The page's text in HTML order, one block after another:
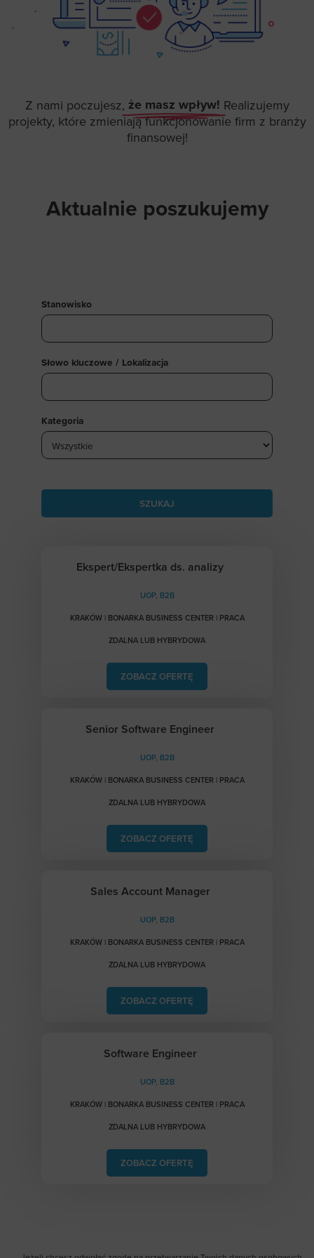
Z nami poczujesz, że masz wpływ! Realizujemy
projekty, które zmieniają funkcjonowanie firm z branży
finansowej!
Aktualnie poszukujemy
Stanowisko
Słowo kluczowe / Lokalizacja
Kategoria
Ekspert/Ekspertka ds. analizy
UOP, B2B
KRAKÓW | BONARKA BUSINESS CENTER | PRACA
ZDALNA LUB HYBRYDOWA
ZOBACZ OFERTĘ
Senior Software Engineer
UOP, B2B
KRAKÓW | BONARKA BUSINESS CENTER | PRACA
ZDALNA LUB HYBRYDOWA
ZOBACZ OFERTĘ
Sales Account Manager
UOP, B2B
KRAKÓW | BONARKA BUSINESS CENTER | PRACA
ZDALNA LUB HYBRYDOWA
ZOBACZ OFERTĘ
Software Engineer
UOP, B2B
KRAKÓW | BONARKA BUSINESS CENTER | PRACA
ZDALNA LUB HYBRYDOWA
ZOBACZ OFERTĘ